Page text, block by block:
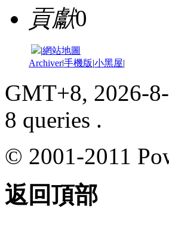
貢獻0
|網站地圖
Archiver|手機版|小黑屋|
GMT+8, 2026-
8 queries .
© 2001-2011
返回頂部